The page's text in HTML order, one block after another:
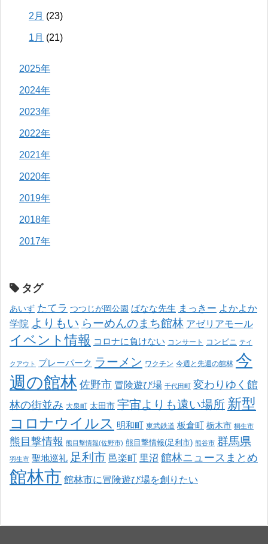
2月 (23)
1月 (21)
2025年
2024年
2023年
2022年
2021年
2020年
2019年
2018年
2017年
タグ
あいず たてラ つつじが岡公園 ばなな先生 まっきー よかよか
学院 よりもい らーめんのまち館林 アゼリアモール
イベント情報 コロナに負けない コンサート コンビニ テイ
クアウト プレーパーク ラーメン ワクチン 今週と先週の館林 今
週の館林 佐野市 冒険遊び場 千代田町 変わりゆく館
林の街並み 大泉町 太田市 宇宙よりも遠い場所 新型
コロナウイルス 明和町 東武鉄道 板倉町 栃木市 桐生市
熊目撃情報 熊目撃情報(佐野市) 熊目撃情報(足利市) 熊谷市 群馬県
羽生市 聖地巡礼 足利市 邑楽町 里沼 館林ニュースまとめ
館林市 館林市に冒険遊び場を創りたい